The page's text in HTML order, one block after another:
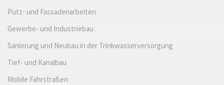
Putz- und Fassadenarbeiten
Gewerbe- und Industriebau
Sanierung und Neubau in der Trinkwasserversorgung
Tief- und Kanalbau
Mobile Fahrstraßen